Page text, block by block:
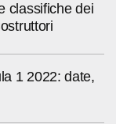
classifiche dei
1 2022: date,